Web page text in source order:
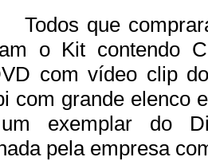
que compraram
o Kit contendo
com vídeo clip
com grande elenco
exemplar do
pela empresa